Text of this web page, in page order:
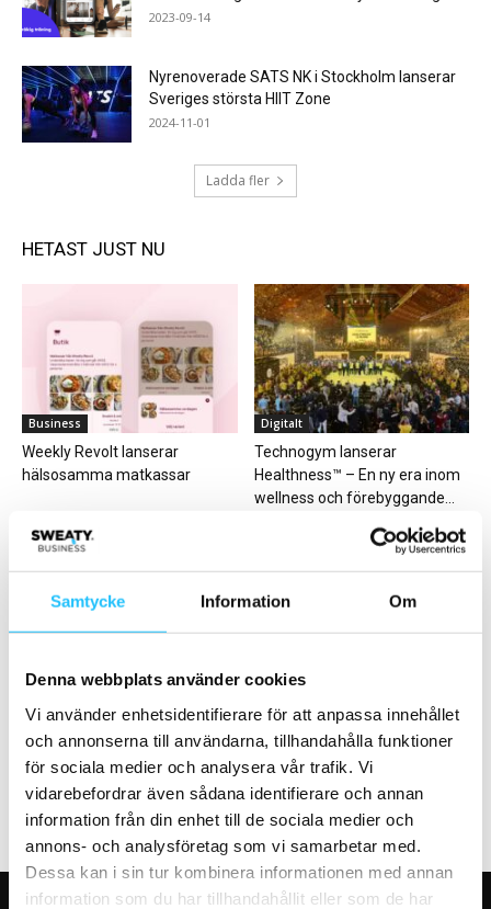
Samtycke Information Om
Denna webbplats använder cookies
Vi använder enhetsidentifierare för att anpassa innehållet
och annonserna till användarna, tillhandahålla funktioner
för sociala medier och analysera vår trafik. Vi
vidarebefordrar även sådana identifierare och annan
information från din enhet till de sociala medier och
annons- och analysföretag som vi samarbetar med.
Dessa kan i sin tur kombinera informationen med annan
information som du har tillhandahållit eller som de har
2023-09-14
Nyrenoverade SATS NK i Stockholm lanserar
Sveriges största HIIT Zone
2024-11-01
Ladda fler
HETAST JUST NU
Business
Weekly Revolt lanserar
hälsosamma matkassar
Digitalt
Technogym lanserar
Healthness™ – En ny era inom
wellness och förebyggande...
Gym
ut på sommarturné
Business
personliga tränare – ”Vi måste
öka...